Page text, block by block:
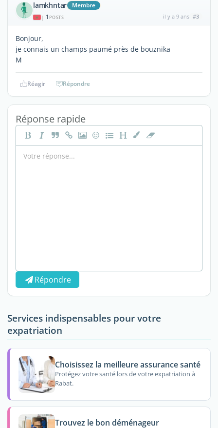
lamkhntar Membre
| 1 POSTS il y a 9 ans #3
Bonjour,
je connais un champs paumé près de bouznika
M
Réagir Répondre
Réponse rapide
Répondre
Services indispensables pour votre
expatriation
Choisissez la meilleure assurance santé
Protégez votre santé lors de votre expatriation à
Rabat.
Trouvez le bon déménageur